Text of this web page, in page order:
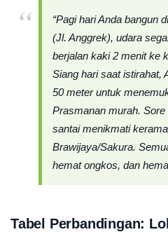
“Pagi hari Anda bangun
(Jl. Anggrek), udara
berjalan kaki 2 menit ke
Siang hari saat istirahat,
50 meter untuk
Prasmanan murah.
santai menikmati
Brawijaya/Sakura.
hemat ongkos, dan
Tabel Perbandingan: